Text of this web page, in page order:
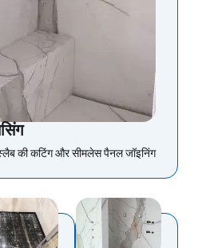
की कटिंग और सीमलेस पैनल जॉइनिंग